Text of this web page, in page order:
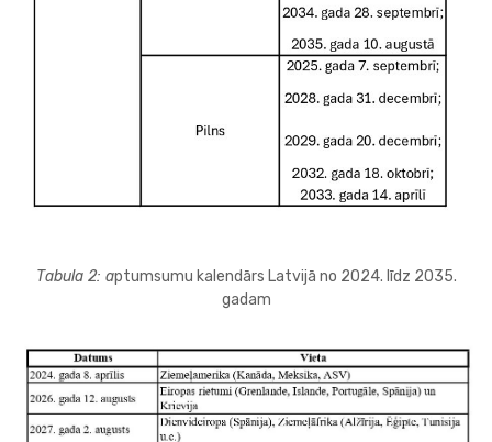
Tabula 2: aptumsumu kalendārs Latvijā no 2024. līdz 2035.
gadam